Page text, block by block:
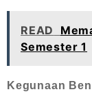
READ
Semester 1
Kegunaan